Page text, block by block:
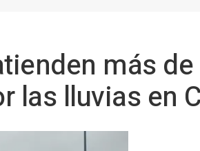
más
las lluvias en